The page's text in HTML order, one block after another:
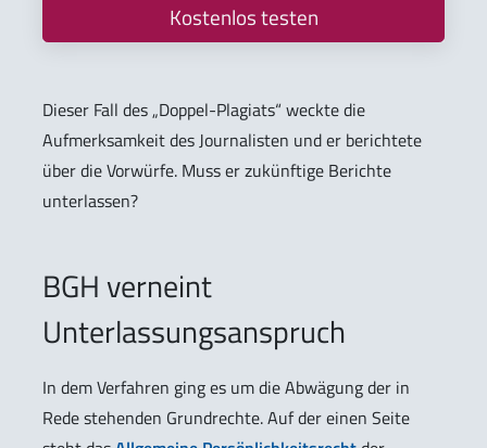
Kostenlos testen
Dieser Fall des „Doppel-Plagiats“ weckte die
Aufmerksamkeit des Journalisten und er berichtete
über die Vorwürfe. Muss er zukünftige Berichte
unterlassen?
BGH verneint
Unterlassungsanspruch
In dem Verfahren ging es um die Abwägung der in
Rede stehenden Grundrechte. Auf der einen Seite